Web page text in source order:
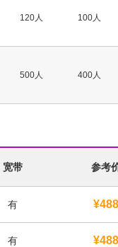
120人 100人
500人 400人
宽带 参考
有 ¥488
有 ¥488